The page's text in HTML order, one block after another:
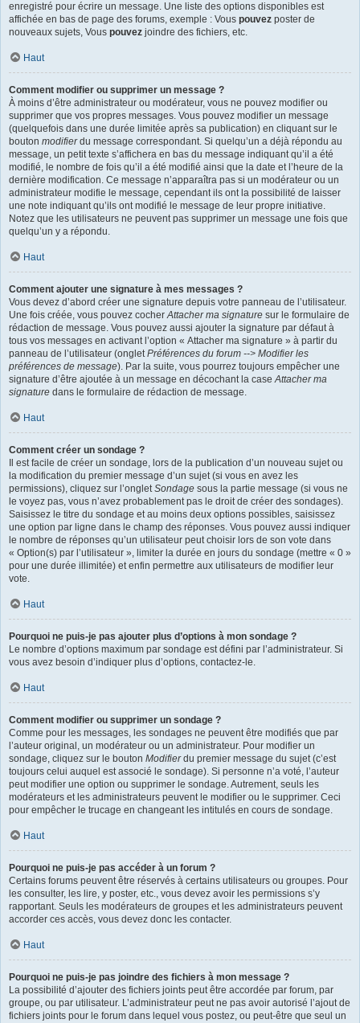
enregistré pour écrire un message. Une liste des options disponibles est
affichée en bas de page des forums, exemple : Vous pouvez poster de
nouveaux sujets, Vous pouvez joindre des fichiers, etc.
Haut
Comment modifier ou supprimer un message ?
À moins d’être administrateur ou modérateur, vous ne pouvez modifier ou
supprimer que vos propres messages. Vous pouvez modifier un message
(quelquefois dans une durée limitée après sa publication) en cliquant sur le
bouton modifierdu message correspondant. Si quelqu’un a déjà répondu au
message, un petit texte s’affichera en bas du message indiquant qu’il a été
modifié, le nombre de fois qu’il a été modifié ainsi que la date et l’heure de la
dernière modification. Ce message n’apparaîtra pas si un modérateur ou un
administrateur modifie le message, cependant ils ont la possibilité de laisser
une note indiquant qu’ils ont modifié le message de leur propre initiative.
Notez que les utilisateurs ne peuvent pas supprimer un message une fois que
quelqu’un y a répondu.
Haut
Comment ajouter une signature à mes messages ?
Vous devez d’abord créer une signature depuis votre panneau de l’utilisateur.
Une fois créée, vous pouvez cocherAttacher ma signature sur le formulaire de
rédaction de message. Vous pouvez aussi ajouter la signature par défaut à
tous vos messages en activant l’option « Attacher ma signature » à partir du
panneau de l’utilisateur (ongletPréférences du forum --> Modifier les
préférences de message). Par la suite, vous pourrez toujours empêcher une
signature d’être ajoutée à un message en décochant la caseAttacher ma
signature dans le formulaire de rédaction de message.
Haut
Comment créer un sondage ?
Il est facile de créer un sondage, lors de la publication d’un nouveau sujet ou
la modification du premier message d’un sujet (si vous en avez les
permissions), cliquez sur l’ongletSondage sous la partie message (si vous ne
le voyez pas, vous n’avez probablement pas le droit de créer des sondages).
Saisissez le titre du sondage et au moins deux options possibles, saisissez
une option par ligne dans le champ des réponses. Vous pouvez aussi indiquer
le nombre de réponses qu’un utilisateur peut choisir lors de son vote dans
« Option(s) par l’utilisateur », limiter la durée en jours du sondage (mettre « 0 »
pour une durée illimitée) et enfin permettre aux utilisateurs de modifier leur
vote.
Haut
Pourquoi ne puis-je pas ajouter plus d’options à mon sondage ?
Le nombre d’options maximum par sondage est défini par l’administrateur. Si
vous avez besoin d’indiquer plus d’options, contactez-le.
Haut
Comment modifier ou supprimer un sondage ?
Comme pour les messages, les sondages ne peuvent être modifiés que par
l’auteur original, un modérateur ou un administrateur. Pour modifier un
sondage, cliquez sur le bouton Modifierdu premier message du sujet (c’est
toujours celui auquel est associé le sondage). Si personne n’a voté, l’auteur
peut modifier une option ou supprimer le sondage. Autrement, seuls les
modérateurs et les administrateurs peuvent le modifier ou le supprimer. Ceci
pour empêcher le trucage en changeant les intitulés en cours de sondage.
Haut
Pourquoi ne puis-je pas accéder à un forum ?
Certains forums peuvent être réservés à certains utilisateurs ou groupes. Pour
les consulter, les lire, y poster, etc., vous devez avoir les permissions s’y
rapportant. Seuls les modérateurs de groupes et les administrateurs peuvent
accorder ces accès, vous devez donc les contacter.
Haut
Pourquoi ne puis-je pas joindre des fichiers à mon message ?
La possibilité d’ajouter des fichiers joints peut être accordée par forum, par
groupe, ou par utilisateur. L’administrateur peut ne pas avoir autorisé l’ajout de
fichiers joints pour le forum dans lequel vous postez, ou peut-être que seul un